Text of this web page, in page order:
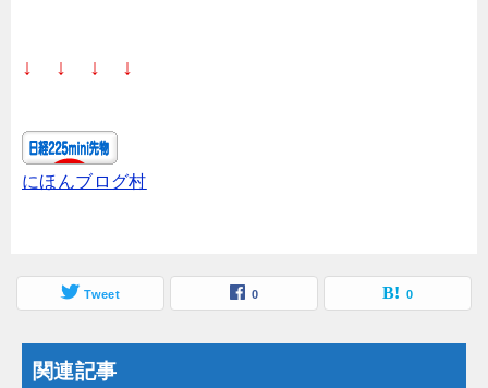
↓ ↓ ↓ ↓
にほんブログ村
Tweet 0 0
関連記事